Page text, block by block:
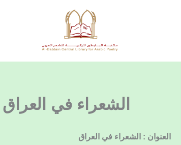
الشعراء في العراق
العنوان : الشعراء في العراق